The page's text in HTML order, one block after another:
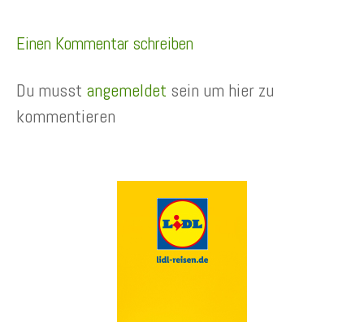
Einen Kommentar schreiben
Du musst angemeldet sein um hier zu
kommentieren